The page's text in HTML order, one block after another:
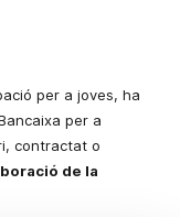
per a joves, ha
per a
contractat o
de la